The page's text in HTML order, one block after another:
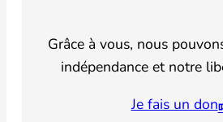
Grâce à vous, nous
indépendance et notre
Je fais un don